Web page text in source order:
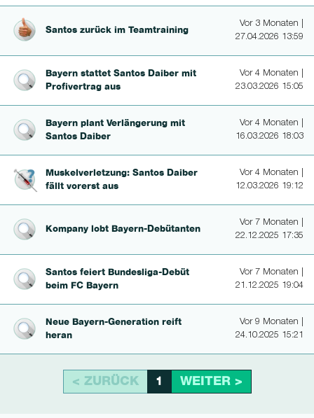
Santos zurück im Teamtraining
Vor 3 Monaten |
27.04.2026 13:59
Bayern stattet Santos Daiber mit
Profivertrag aus
Vor 4 Monaten |
23.03.2026 15:05
Bayern plant Verlänge­rung mit
Santos Daiber
Vor 4 Monaten |
16.03.2026 18:03
Mus­kelverlet­zung: Santos Daiber
fällt vorerst aus
Vor 4 Monaten |
12.03.2026 19:12
Kompany lobt Ba­yern-Debütan­ten
Vor 7 Monaten |
22.12.2025 17:35
Santos feiert Bun­des­li­ga-Debüt
beim FC Bayern
Vor 7 Monaten |
21.12.2025 19:04
Neue Bayern-Genera­tion reift
heran
Vor 9 Monaten |
24.10.2025 15:21
< ZURÜCK 1 WEITER >